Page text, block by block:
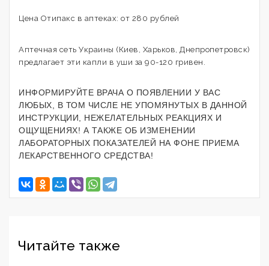
Цена Отипакс в аптеках: от 280 рублей
Аптечная сеть Украины (Киев, Харьков, Днепропетровск)
предлагает эти капли в уши за 90-120 гривен.
ИНФОРМИРУЙТЕ ВРАЧА О ПОЯВЛЕНИИ У ВАС
ЛЮБЫХ, В ТОМ ЧИСЛЕ НЕ УПОМЯНУТЫХ В ДАННОЙ
ИНСТРУКЦИИ, НЕЖЕЛАТЕЛЬНЫХ РЕАКЦИЯХ И
ОЩУЩЕНИЯХ! А ТАКЖЕ ОБ ИЗМЕНЕНИИ
ЛАБОРАТОРНЫХ ПОКАЗАТЕЛЕЙ НА ФОНЕ ПРИЕМА
ЛЕКАРСТВЕННОГО СРЕДСТВА!
Читайте также